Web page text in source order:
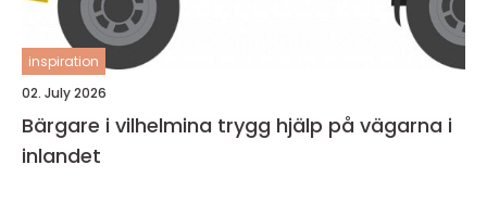
inspiration
02. July 2026
Bärgare i vilhelmina trygg hjälp på vägarna i
inlandet